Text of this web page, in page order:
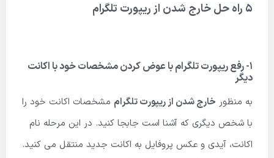
5 راه حل خارج شدن از ریپورت تلگرام
1- رفع ریپورت تلگرام با عوض کردن مشخصات خود با اکانت
دیگر
به منظور خارج شدن از ریپورت تلگرام مشخصات اکانت خود را
با شخص دیگری که آشنا است جابجا کنید. در این مرحله نام
اکانت، آیدی و عکس پروفایل به اکانت جدید منتقل می کنید.